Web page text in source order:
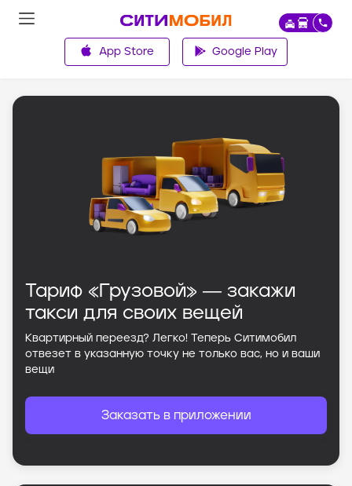
App Store
Google Play
Тариф «Грузовой» ― закажи
такси для своих вещей
Квартирный переезд? Легко! Теперь Ситимобил
отвезет в указанную точку не только вас, но и ваши
вещи
Заказать в приложении